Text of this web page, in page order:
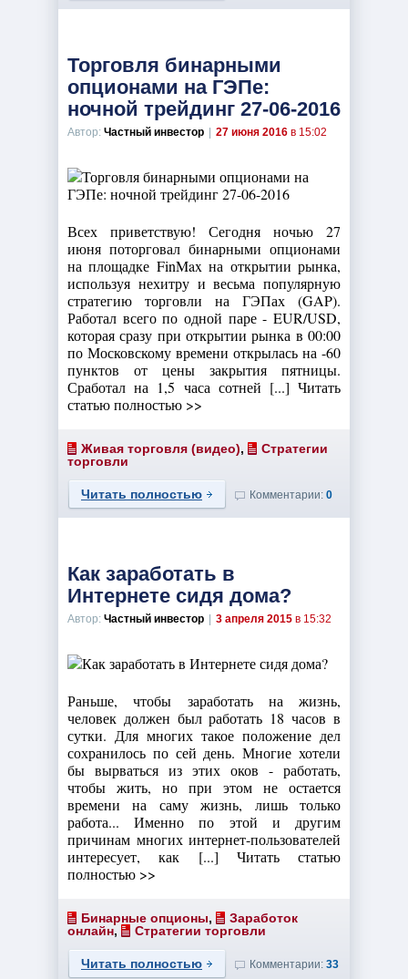
Торговля бинарными
опционами на ГЭПе:
ночной трейдинг 27-06-2016
Автор: Частный инвестор 27 июня 2016 в 15:02
Всех приветствую! Сегодня ночью 27
июня поторговал бинарными опционами
на площадке FinMax на открытии рынка,
используя нехитру и весьма популярную
стратегию торговли на ГЭПах (GAP).
Работал всего по одной паре - EUR/USD,
которая сразу при открытии рынка в 00:00
по Московскому времени открылась на -60
пунктов от цены закрытия пятницы.
Сработал на 1,5 часа сотней [...] Читать
статью полностью >>
Живая торговля (видео),
Стратегии
торговли
Читать полностью Комментарии: 0
Как заработать в
Интернете сидя дома?
Автор: Частный инвестор 3 апреля 2015 в 15:32
Раньше, чтобы заработать на жизнь,
человек должен был работать 18 часов в
сутки. Для многих такое положение дел
сохранилось по сей день. Многие хотели
бы вырваться из этих оков - работать,
чтобы жить, но при этом не остается
времени на саму жизнь, лишь только
работа... Именно по этой и другим
причинам многих интернет-пользователей
интересует, как [...] Читать статью
полностью >>
Бинарные опционы,
Заработок
онлайн, Стратегии торговли
Читать полностью Комментарии: 33